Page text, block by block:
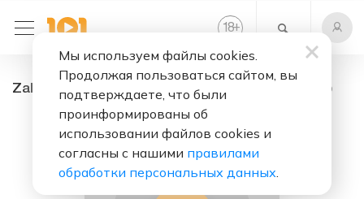
18+
Zakulisie - радио онлайн. Слушать бесплатно
Мы используем файлы cookies.
Продолжая пользоваться сайтом, вы
подтверждаете, что были
проинформированы об
использовании файлов cookies и
согласны с нашими правилами
обработки персональных данных.